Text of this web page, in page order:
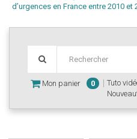
d’urgences en France entre 2010 et
Mon panier 0 Tuto